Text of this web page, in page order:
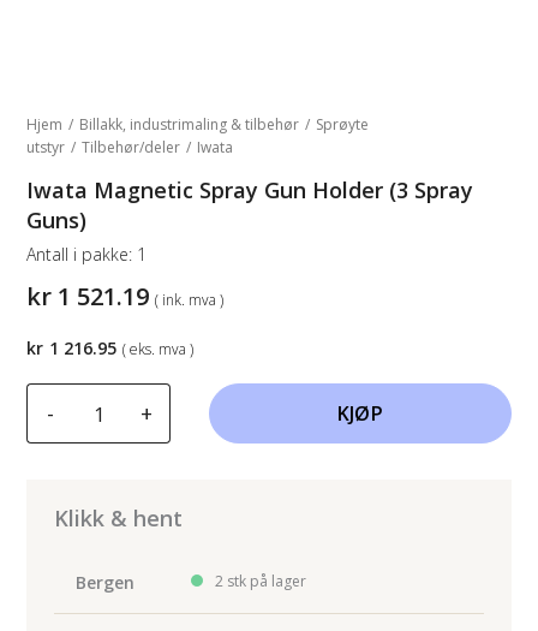
Hjem / Billakk, industrimaling & tilbehør / Sprøyte
utstyr / Tilbehør/deler / Iwata
Iwata Magnetic Spray Gun Holder (3 Spray
Guns)
kr 1 521.19 ( ink. mva )
Antall i pakke: 1
-
Magnetic
Holder
Spray
Guns)
+ KJØP
Klikk & hent
Bergen 2 stk på lager
kr 1 216.95 ( eks. mva )